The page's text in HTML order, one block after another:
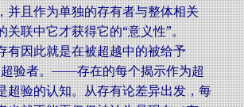
并且作为单独的存有者与整体相关
关联中它才获得它的“意义性”。
有因此就是在被超越中的被给予
超验者。——存在的每个揭示作为超
超验的认知。从存有论差异出发，每